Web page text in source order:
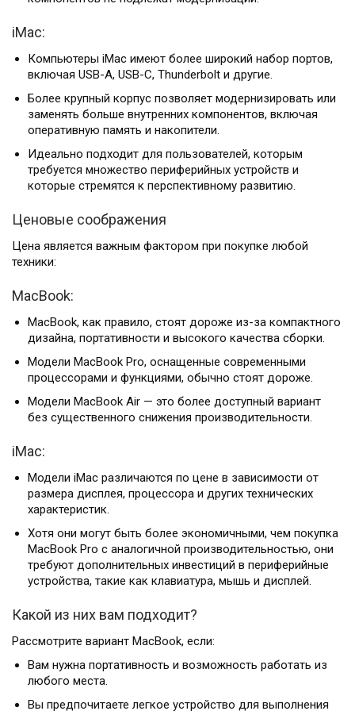
iMac:
Компьютеры iMac имеют более широкий набор портов,
включая USB-A, USB-C, Thunderbolt и другие.
Более крупный корпус позволяет модернизировать или
заменять больше внутренних компонентов, включая
оперативную память и накопители.
Идеально подходит для пользователей, которым
требуется множество периферийных устройств и
которые стремятся к перспективному развитию.
Ценовые соображения
Цена является важным фактором при покупке любой
техники:
MacBook:
MacBook, как правило, стоят дороже из-за компактного
дизайна, портативности и высокого качества сборки.
Модели MacBook Pro, оснащенные современными
процессорами и функциями, обычно стоят дороже.
Модели MacBook Air — это более доступный вариант
без существенного снижения производительности.
iMac:
Модели iMac различаются по цене в зависимости от
размера дисплея, процессора и других технических
характеристик.
Хотя они могут быть более экономичными, чем покупка
MacBook Pro с аналогичной производительностью, они
требуют дополнительных инвестиций в периферийные
устройства, такие как клавиатура, мышь и дисплей.
Какой из них вам подходит?
Рассмотрите вариант MacBook, если:
Вам нужна портативность и возможность работать из
любого места.
Вы предпочитаете легкое устройство для выполнения